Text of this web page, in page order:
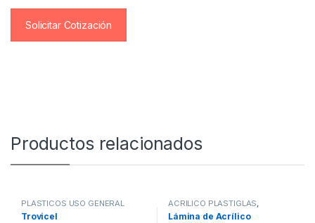
Solicitar Cotización
Productos relacionados
PLASTICOS USO GENERAL
Trovicel
ACRILICO PLASTIGLAS,
PLASTICOS USO GENERAL
Lámina de Acrílico